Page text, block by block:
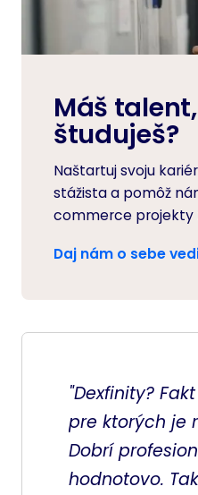
Máš
študuješ?
Naštartuj svoju
stážista a pomôž
commerce projekty
Daj nám o sebe
"Dexfinity?
pre ktorých je
Dobrí
hodnotovo.